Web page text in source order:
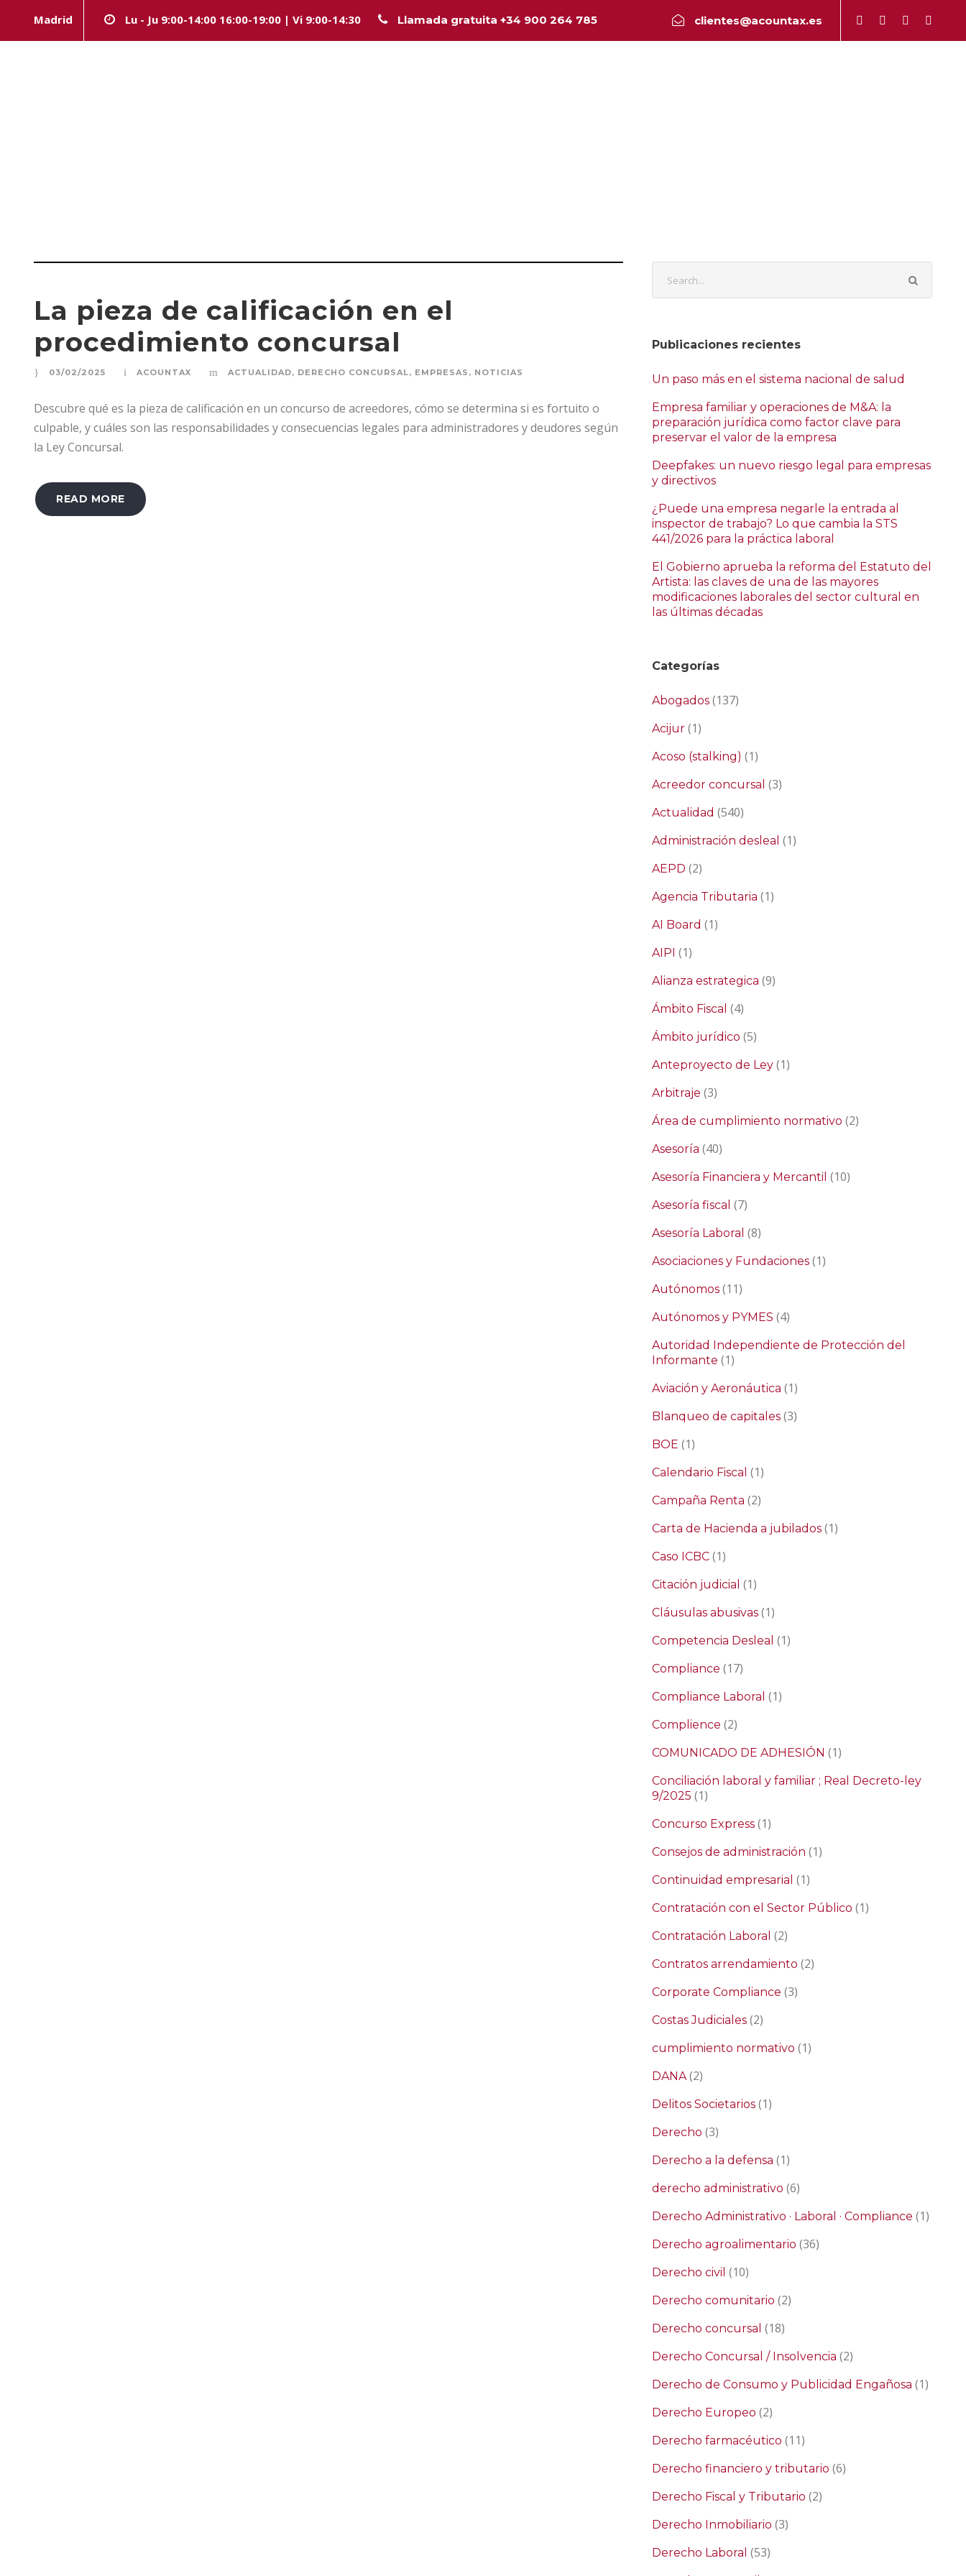
Madrid Lu - Ju 9:00-14:00 16:00-19:00 | Vi 9:00-14:30 Llamada gratuita +34 900 264 785 clientes@acountax.es
La pieza de calificación en el
procedimiento concursal
03/02/2025 ACOUNTAX ACTUALIDAD, DERECHO CONCURSAL, EMPRESAS , NOTICIAS
Descubre qué es la pieza de calificación en un concurso de acreedores, cómo se determina si es fortuito o
culpable, y cuáles son las responsabilidades y consecuencias legales para administradores y deudores según
la Ley Concursal.
READ MORE
Publicaciones recientes
Un paso más en el sistema nacional de salud
Empresa familiar y operaciones de M&A: la
preparación jurídica como factor clave para
preservar el valor de la empresa
Deepfakes: un nuevo riesgo legal para empresas
y directivos
¿Puede una empresa negarle la entrada al
inspector de trabajo? Lo que cambia la STS
441/2026 para la práctica laboral
El Gobierno aprueba la reforma del Estatuto del
Artista: las claves de una de las mayores
modificaciones laborales del sector cultural en
las últimas décadas
Categorías
Abogados (137)
Acijur (1)
Acoso (stalking) (1)
Acreedor concursal (3)
Actualidad (540)
Administración desleal (1)
AEPD (2)
Agencia Tributaria (1)
AI Board (1)
AIPI (1)
Alianza estrategica (9)
Ámbito Fiscal (4)
Ámbito jurídico (5)
Anteproyecto de Ley (1)
Arbitraje (3)
Área de cumplimiento normativo (2)
Asesoría (40)
Asesoría Financiera y Mercantil (10)
Asesoría fiscal (7)
Asesoría Laboral (8)
Asociaciones y Fundaciones (1)
Autónomos (11)
Autónomos y PYMES (4)
Autoridad Independiente de Protección del
Informante (1)
Aviación y Aeronáutica (1)
Blanqueo de capitales (3)
BOE (1)
Calendario Fiscal (1)
Campaña Renta (2)
Carta de Hacienda a jubilados (1)
Caso ICBC (1)
Citación judicial (1)
Cláusulas abusivas (1)
Competencia Desleal (1)
Compliance (17)
Compliance Laboral (1)
Complience (2)
COMUNICADO DE ADHESIÓN (1)
Conciliación laboral y familiar ; Real Decreto-ley
9/2025 (1)
Concurso Express (1)
Consejos de administración (1)
Continuidad empresarial (1)
Contratación con el Sector Público (1)
Contratación Laboral (2)
Contratos arrendamiento (2)
Corporate Compliance (3)
Costas Judiciales (2)
cumplimiento normativo (1)
DANA(2)
Delitos Societarios (1)
Derecho (3)
Derecho a la defensa (1)
derecho administrativo (6)
Derecho Administrativo · Laboral · Compliance (1)
Derecho agroalimentario (36)
Derecho civil (10)
Derecho comunitario (2)
Derecho concursal (18)
Derecho Concursal / Insolvencia (2)
Derecho de Consumo y Publicidad Engañosa (1)
Derecho Europeo (2)
Derecho farmacéutico (11)
Derecho financiero y tributario (6)
Derecho Fiscal y Tributario (2)
Derecho Inmobiliario (3)
Derecho Laboral (53)